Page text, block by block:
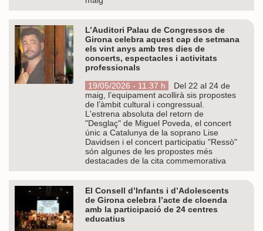
L’Auditori Palau de Congressos de
Girona celebra aquest cap de setmana
els vint anys amb tres dies de
concerts, espectacles i activitats
professionals
19/05/2026 - 11.37 h
Del 22 al 24 de
maig, l’equipament acollirà sis propostes
de l’àmbit cultural i congressual.
L'estrena absoluta del retorn de
"Desglaç" de Miguel Poveda, el concert
únic a Catalunya de la soprano Lise
Davidsen i el concert participatiu "Ressò"
són algunes de les propostes més
destacades de la cita commemorativa
El Consell d’Infants i d’Adolescents
de Girona celebra l’acte de cloenda
amb la participació de 24 centres
educatius